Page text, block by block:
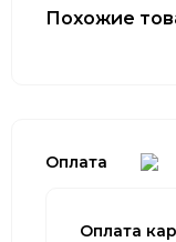
Похожие
Оплата
Оплата